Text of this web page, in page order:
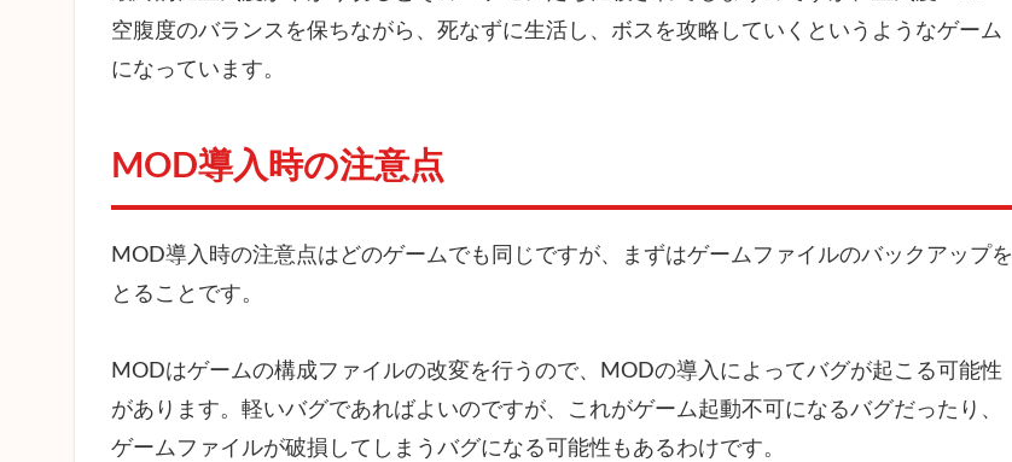
Food
Health
Infinite
Tent
4.8
Large
Chest
空腹度のバランスを保ちながら、死なずに生活し、ボスを攻略していくというようなゲーム
になっています。
MOD導入時の注意点
MOD導入時の注意点はどのゲームでも同じですが、まずはゲームファイルのバックアップを
とることです。
MODはゲームの構成ファイルの改変を行うので、MODの導入によってバグが起こる可能性
があります。軽いバグであればよいのですが、これがゲーム起動不可になるバグだったり、
ゲームファイルが破損してしまうバグになる可能性もあるわけです。